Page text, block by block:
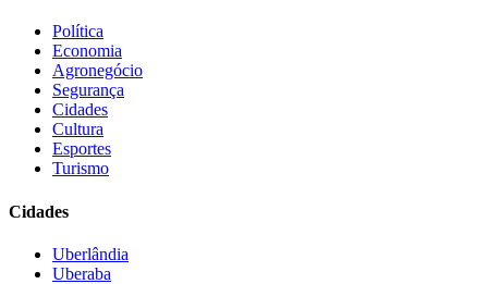
Política
Economia
Agronegócio
Segurança
Cidades
Cultura
Esportes
Turismo
Cidades
Uberlândia
Uberaba